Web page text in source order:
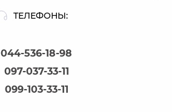
ТЕЛЕФОНЫ:
044-536-18-98
097-037-33-11
099-103-33-11